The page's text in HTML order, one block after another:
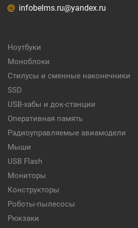
infobelms.ru@yandex.ru
Ноутбуки
Моноблоки
Стилусы и сменные наконечники
SSD
USB-хабы и док-станции
Оперативная память
Радиоуправляемые авиамодели
Мыши
USB Flash
Мониторы
Конструкторы
Роботы-пылесосы
Рюкзаки